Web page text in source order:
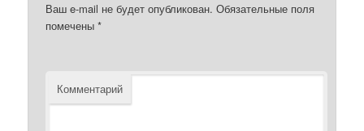
Ваш e-mail не будет опубликован. Обязательные поля
помечены*
Комментарий